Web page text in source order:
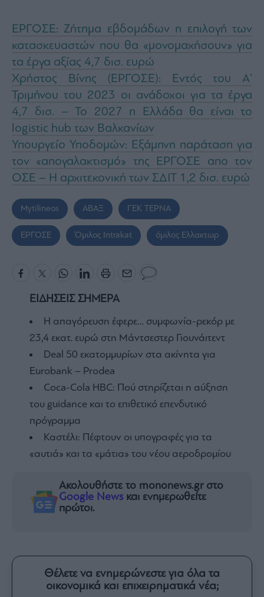
ΕΡΓΟΣΕ: Ζήτημα εβδομάδων η επιλογή των
κατασκευαστών που θα «μονομαχήσουν» για
τα έργα αξίας 4,7 δισ. ευρώ
Χρήστος Βίνης (ΕΡΓΟΣΕ): Εντός του Α’
Τριμήνου του 2023 οι ανάδοχοι για τα έργα
4,7 δισ. – Το 2027 η Ελλάδα θα είναι το
logistic hub των Βαλκανίων
Υπουργείο Υποδομών: Εξάμηνη παράταση για
τον «απογαλακτισμό» της ΕΡΓΟΣΕ απο τον
ΟΣΕ – Η αρχιτεκονική των ΣΔΙΤ 1,2 δισ. ευρώ
Mytilineos ΑΒΑΞ ΓΕΚ ΤΕΡΝΑ
ΕΡΓΟΣΕ Όµιλος Intrakat όμιλος Ελλακτωρ
ΕΙΔΗΣΕΙΣ ΣΗΜΕΡΑ
Η απαγόρευση έφερε… συμφωνία-ρεκόρ με
23,4 εκατ. ευρώ στη Μάντσεστερ Γιουνάιτεντ
Deal 50 εκατομμυρίων στα ακίνητα για
Eurobank – Prodea
Coca-Cola HBC: Πού στηρίζεται η αύξηση
του guidance και το επιθετικό επενδυτικό
πρόγραμμα
Καστέλι: Πέφτουν οι υπογραφές για τα
«αυτιά» και τα «μάτια» του νέου αεροδρομίου
Ακολουθήστε το mononews.gr στο
Google News και ενημερωθείτε
πρώτοι.
Θέλετε να ενημερώνεστε για όλα τα
οικονομικά και επιχειρηματικά νέα;